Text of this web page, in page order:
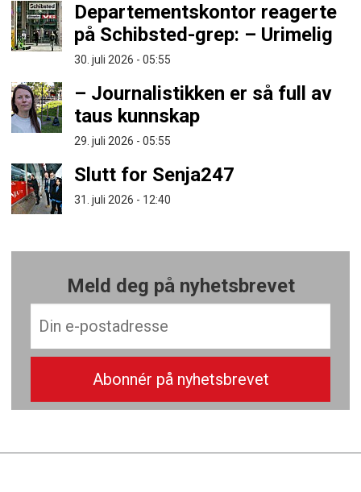
Departementskontor reagerte
på Schibsted-grep: – Urimelig
30. juli 2026 - 05:55
– Journalistikken er så full av
taus kunnskap
29. juli 2026 - 05:55
Slutt for Senja247
31. juli 2026 - 12:40
Meld deg på nyhetsbrevet